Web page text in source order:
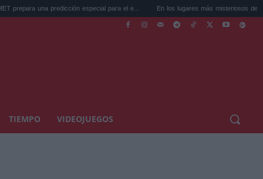
especial para el e... En los lugares más misteriosos del planeta: Stoneh...
TIEMPO VIDEOJUEGOS